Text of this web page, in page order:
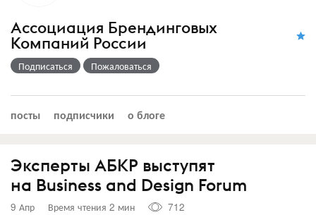
Ассоциация Брендинговых
Компаний России
Подписаться Пожаловаться
посты подписчики о блоге
Эксперты АБКР выступят
на Business and Design Forum
9 Апр Время чтения 2 мин
712